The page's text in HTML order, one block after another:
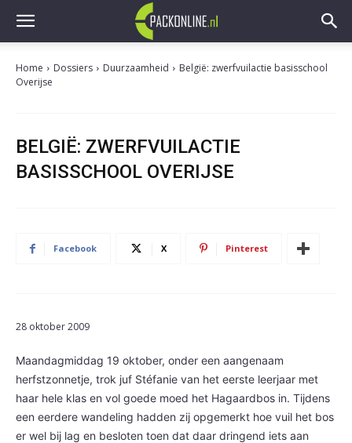
Home Dossiers Duurzaamheid
België: zwerfvuilactie basisschool
Overijse
BELGIË: ZWERFVUILACTIE
BASISSCHOOL OVERIJSE
Facebook X Pinterest
28 oktober 2009
Maandagmiddag 19 oktober, onder een aangenaam
herfstzonnetje, trok juf Stéfanie van het eerste leerjaar met
haar hele klas en vol goede moed het Hagaardbos in. Tijdens
een eerdere wandeling hadden zij opgemerkt hoe vuil het bos
er wel bij lag en besloten toen dat daar dringend iets aan